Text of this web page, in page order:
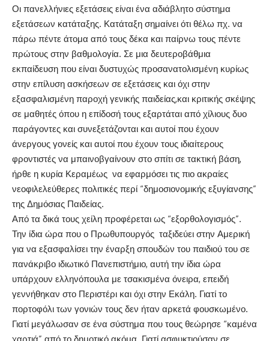
Οι πανελλήνιες εξετάσεις είναι ένα αδιάβλητο σύστημα
εξετάσεων κατάταξης. Κατάταξη σημαίνει ότι θέλω πχ. να
πάρω πέντε άτομα από τους δέκα και παίρνω τους πέντε
πρώτους στην βαθμολογία. Σε μια δευτεροβάθμια
εκπαίδευση που είναι δυστυχώς προσανατολισμένη κυρίως
στην επίλυση ασκήσεων σε εξετάσεις και όχι στην
εξασφαλισμένη παροχή γενικής παιδείας,και κριτικής σκέψης
σε μαθητές όπου η επίδοσή τους εξαρτάται από χίλιους δυο
παράγοντες και συνεξετάζονται και αυτοί που έχουν
άνεργους γονείς και αυτοί που έχουν τους ιδιαίτερους
φροντιστές να μπαινοβγαίνουν στο σπίτι σε τακτική βάση,
ήρθε η κυρία Κεραμέως να εφαρμόσει τις πιο ακραίες
νεοφιλελεύθερες πολιτικές περί “δημοσιονομικής εξυγίανσης”
της Δημόσιας Παιδείας.
Από τα δικά τους χείλη προφέρεται ως “εξορθολογισμός”.
Την ίδια ώρα που ο Πρωθυπουργός ταξιδεύει στην Αμερική
για να εξασφαλίσει την έναρξη σπουδών του παιδιού του σε
πανάκριβο ιδιωτικό Πανεπιστήμιο, αυτή την ίδια ώρα
υπάρχουν ελληνόπουλα με τσακισμένα όνειρα, επειδή
γεννήθηκαν στο Περιστέρι και όχι στην Εκάλη. Γιατί το
πορτοφόλι των γονιών τους δεν ήταν αρκετά φουσκωμένο.
Γιατί μεγάλωσαν σε ένα σύστημα που τους θεώρησε “καμένα